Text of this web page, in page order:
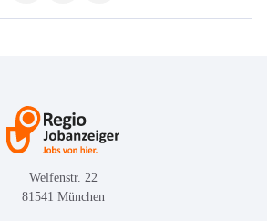
Welfenstr. 22
81541 München